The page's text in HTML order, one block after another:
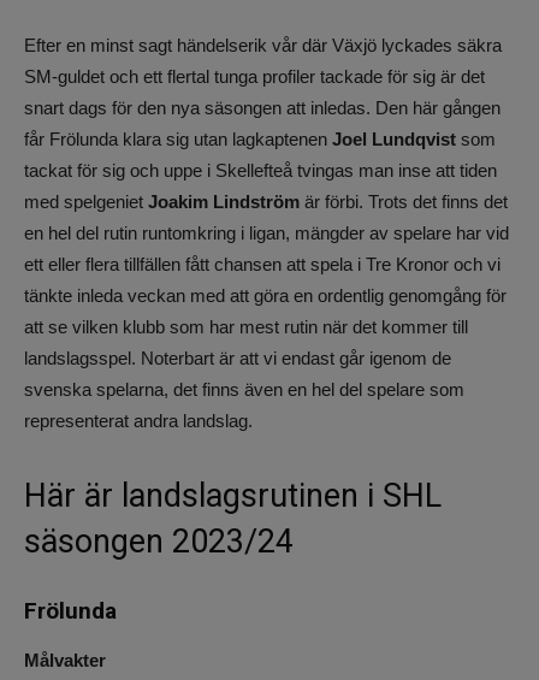
Efter en minst sagt händelserik vår där Växjö lyckades säkra
SM-guldet och ett flertal tunga profiler tackade för sig är det
snart dags för den nya säsongen att inledas. Den här gången
får Frölunda klara sig utan lagkaptenen Joel Lundqvist som
tackat för sig och uppe i Skellefteå tvingas man inse att tiden
med spelgeniet Joakim Lindström är förbi. Trots det finns det
en hel del rutin runtomkring i ligan, mängder av spelare har vid
ett eller flera tillfällen fått chansen att spela i Tre Kronor och vi
tänkte inleda veckan med att göra en ordentlig genomgång för
att se vilken klubb som har mest rutin när det kommer till
landslagsspel. Noterbart är att vi endast går igenom de
svenska spelarna, det finns även en hel del spelare som
representerat andra landslag.
Här är landslagsrutinen i SHL
säsongen 2023/24
Frölunda
Målvakter